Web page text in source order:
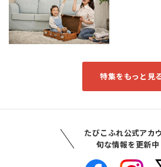
特集をもっと見
たびこふれ公式アカ
旬な情報を更新中